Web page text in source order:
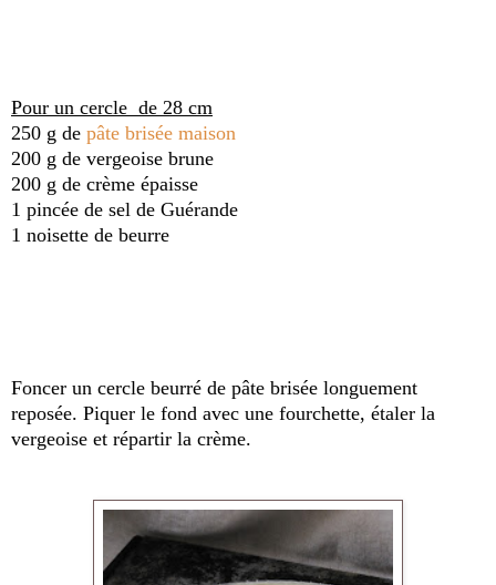
Pour un cercle de 28 cm
250 g de pâte brisée maison
200 g de vergeoise brune
200 g de crème épaisse
1 pincée de sel de Guérande
1 noisette de beurre
Foncer un cercle beurré de pâte brisée longuement
reposée. Piquer le fond avec une fourchette, étaler la
vergeoise et répartir la crème.